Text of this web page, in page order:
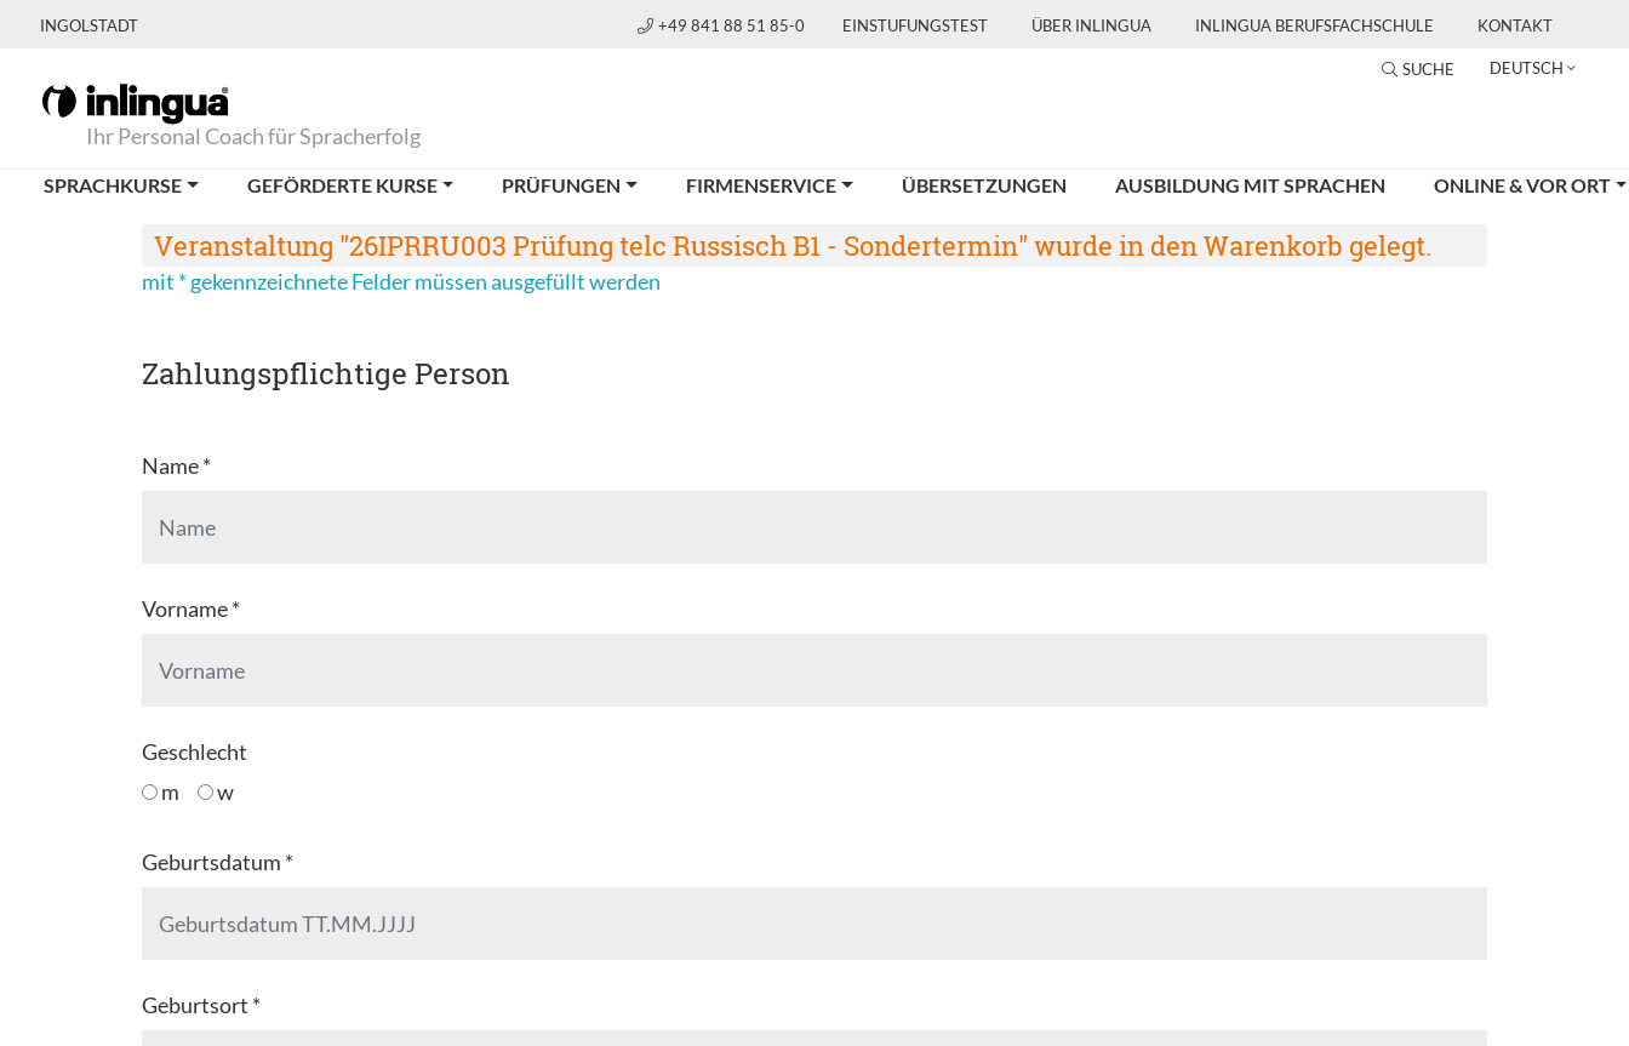
INGOLSTADT +49 841 88 51 85-0 EINSTUFUNGSTEST ÜBER INLINGUA INLINGUA BERUFSFACHSCHULE KONTAKT
SUCHE DEUTSCH
Ihr Personal Coach für Spracherfolg
SPRACHKURSE GEFÖRDERTE KURSE PRÜFUNGEN FIRMENSERVICE ÜBERSETZUNGEN AUSBILDUNG MIT SPRACHEN ONLINE & VOR ORT
Veranstaltung "26IPRRU003 Prüfung telc Russisch B1 - Sondertermin" wurde in den Warenkorb gelegt.
mit * gekennzeichnete Felder müssen ausgefüllt werden
Zahlungspflichtige Person
Name *
Vorname *
Geschlecht
m
w
Geburtsdatum *
Geburtsort *